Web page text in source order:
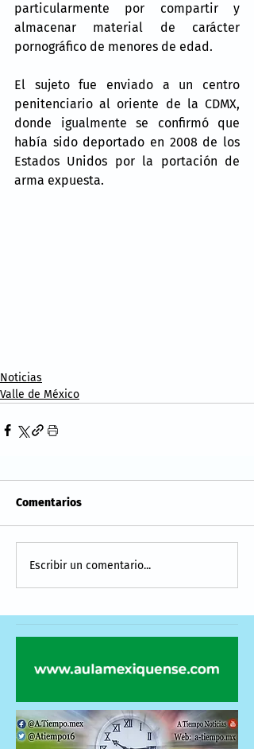
particularmente por compartir y
almacenar material de carácter
pornográfico de menores de edad.
El sujeto fue enviado a un centro
penitenciario al oriente de la CDMX,
donde igualmente se confirmó que
había sido deportado en 2008 de los
Estados Unidos por la portación de
arma expuesta.
Noticias
Valle de México
Comentarios
Escribir un comentario...